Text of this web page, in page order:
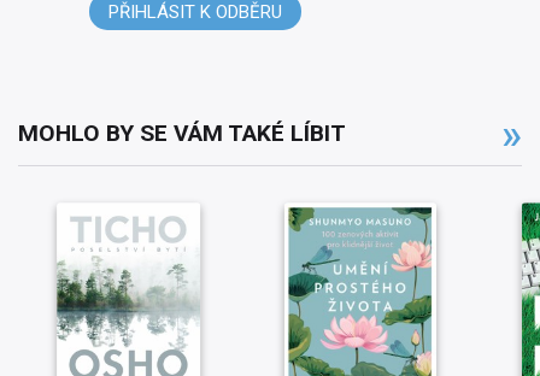
PŘIHLÁSIT K ODBĚRU
MOHLO BY SE VÁM TAKÉ LÍBIT